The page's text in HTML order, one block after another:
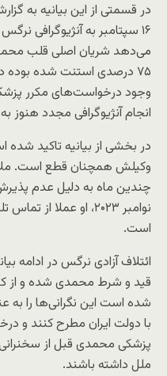
در قسمتی از این بیانیه به
۱۶ سپتامبر به آنژیوگرافی
۷۵ درصدی استنت شده بوده
وجود درخواست‌های مکرر
انجام آنژیوگرافی مجدد
در بخشی از بیانیه تاکید شده
وکیلش همچنان قطع است.
نوامبر ۲۰۲۳، او عملا
است.
ائتلاف آزادی نرگس در ادامه
قید و شرط محمدی شده و از
شده است این نگرانی‌ها را به
با دولت ایران مطرح کنند و
پزشکی محمدی قبل از
ملل داشته باشند.